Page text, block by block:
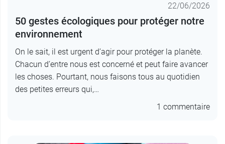
22/06/2026
50 gestes écologiques pour protéger notre
environnement
On le sait, il est urgent d’agir pour protéger la planète.
Chacun d’entre nous est concerné et peut faire avancer
les choses. Pourtant, nous faisons tous au quotidien
des petites erreurs qui,…
1 commentaire